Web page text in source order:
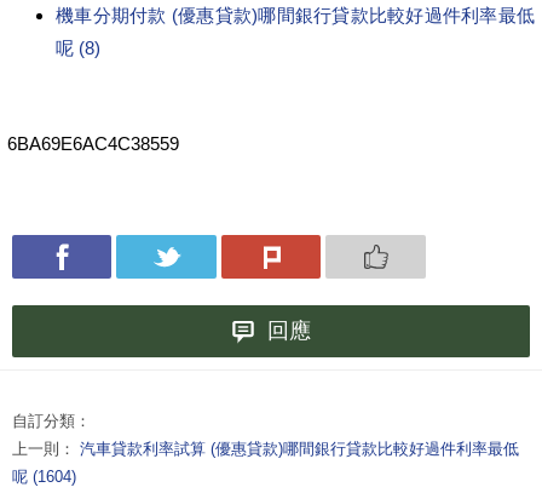
機車分期付款 (優惠貸款)哪間銀行貸款比較好過件利率最低
呢 (8)
6BA69E6AC4C38559
回應
自訂分類：
上一則： 汽車貸款利率試算 (優惠貸款)哪間銀行貸款比較好過件利率最低
呢 (1604)